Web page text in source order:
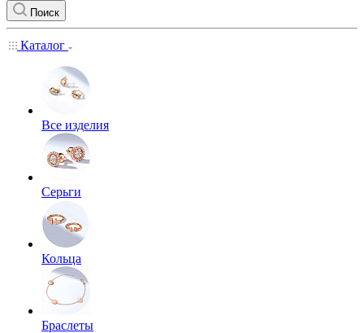
Поиск
Каталог
Все изделия
Серьги
Кольца
Браслеты